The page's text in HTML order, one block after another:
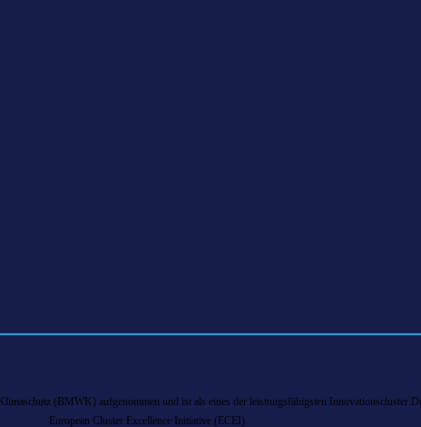
(BMWK) aufgenommen und ist als eines der leistungsfähigsten Innovationscluster
European Cluster Excellence Initiative (ECEI).